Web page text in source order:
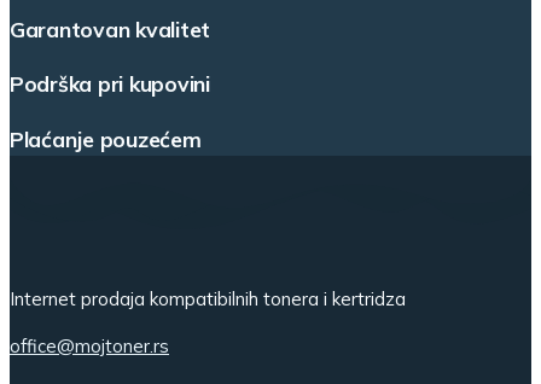
Garantovan kvalitet
Podrška pri kupovini
Plaćanje pouzećem
Internet prodaja kompatibilnih tonera i kertridza
office@mojtoner.rs